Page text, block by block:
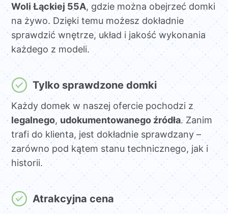
Woli Łąckiej 55A, gdzie można obejrzeć domki
na żywo. Dzięki temu możesz dokładnie
sprawdzić wnętrze, układ i jakość wykonania
każdego z modeli.
Tylko sprawdzone domki
Każdy domek w naszej ofercie pochodzi z
legalnego, udokumentowanego źródła. Zanim
trafi do klienta, jest dokładnie sprawdzany –
zarówno pod kątem stanu technicznego, jak i
historii.
Atrakcyjna cena